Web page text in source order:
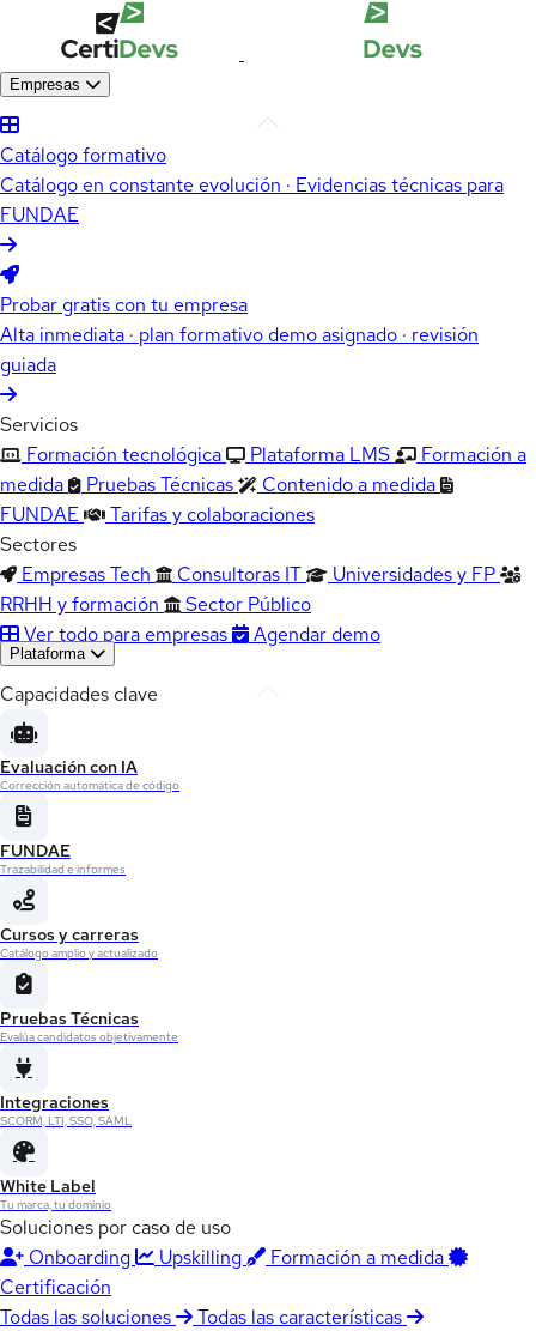
Empresas
Catálogo formativo
Catálogo en constante evolución · Evidencias técnicas para
FUNDAE
Probar gratis con tu empresa
Alta inmediata · plan formativo demo asignado · revisión
guiada
Servicios
Formación tecnológica
Plataforma LMS
Formación a
medida
Pruebas Técnicas
Contenido a medida
FUNDAE
Tarifas y colaboraciones
Sectores
Empresas Tech
Consultoras IT
Universidades y FP
RRHH y formación
Sector Público
Ver todo para empresas
Agendar demo
Plataforma
Capacidades clave
Evaluación con IA
Corrección automática de código
FUNDAE
Trazabilidad e informes
Cursos y carreras
Catálogo amplio y actualizado
Pruebas Técnicas
Evalúa candidatos objetivamente
Integraciones
SCORM, LTI, SSO, SAML
White Label
Tu marca, tu dominio
Soluciones por caso de uso
Onboarding
Upskilling
Formación a medida
Certificación
Todas las soluciones
Todas las características